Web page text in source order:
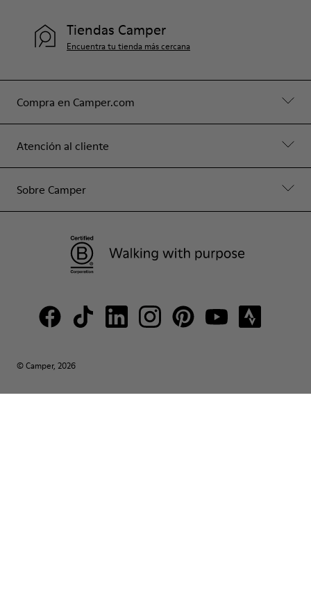
Compra en Camper.com
Atención al cliente
Sobre Camper
Tiendas Camper
Encuentra tu tienda más cercana
© Camper, 2026